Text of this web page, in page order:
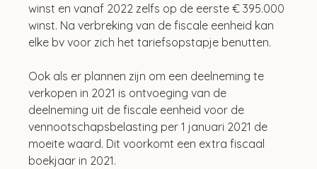
winst en vanaf 2022 zelfs op de eerste € 395.000
winst. Na verbreking van de fiscale eenheid kan
elke bv voor zich het tariefsopstapje benutten.
Ook als er plannen zijn om een deelneming te
verkopen in 2021 is ontvoeging van de
deelneming uit de fiscale eenheid voor de
vennootschapsbelasting per 1 januari 2021 de
moeite waard. Dit voorkomt een extra fiscaal
boekjaar in 2021.